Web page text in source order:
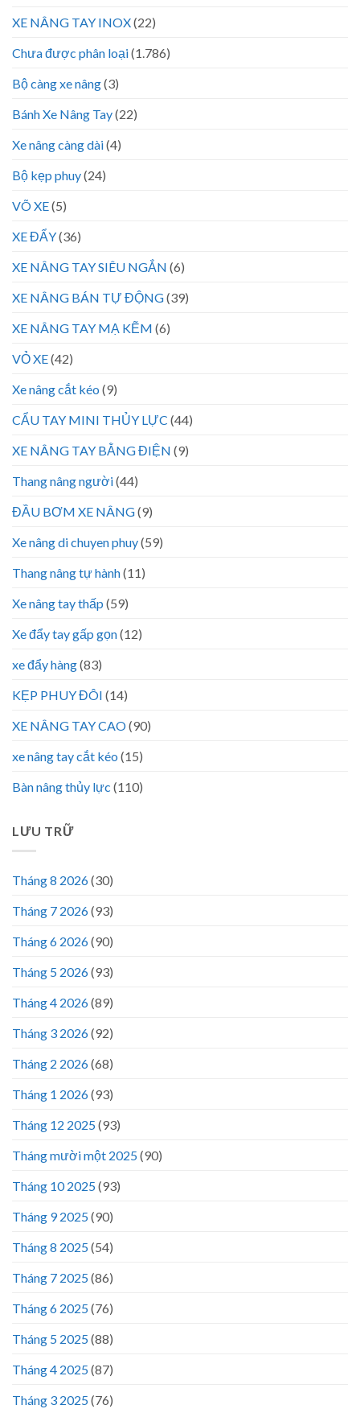
XE NÂNG TAY INOX(22)
Chưa được phân loại(1.786)
Bộ càng xe nâng(3)
Bánh Xe Nâng Tay(22)
Xe nâng càng dài(4)
Bộ kẹp phuy(24)
VÕ XE(5)
XE ĐẨY(36)
XE NÂNG TAY SIÊU NGẮN (6)
XE NÂNG BÁN TỰ ĐỘNG(39)
XE NÂNG TAY MẠ KẼM (6)
VỎ XE(42)
Xe nâng cắt kéo (9)
CẨU TAY MINI THỦY LỰC (44)
XE NÂNG TAY BẰNG ĐIỆN (9)
Thang nâng người(44)
ĐẦU BƠM XE NÂNG(9)
Xe nâng di chuyen phuy(59)
Thang nâng tự hành(11)
Xe nâng tay thấp (59)
Xe đẩy tay gấp gọn(12)
xe đẩy hàng(83)
KẸP PHUY ĐÔI (14)
XE NÂNG TAY CAO(90)
xe nâng tay cắt kéo (15)
Bàn nâng thủy lực (110)
LƯU TRỮ
Tháng 8 2026(30)
Tháng 7 2026(93)
Tháng 6 2026(90)
Tháng 5 2026(93)
Tháng 4 2026(89)
Tháng 3 2026(92)
Tháng 2 2026(68)
Tháng 1 2026(93)
Tháng 12 2025(93)
Tháng mười một 2025(90)
Tháng 10 2025(93)
Tháng 9 2025(90)
Tháng 8 2025(54)
Tháng 7 2025(86)
Tháng 6 2025(76)
Tháng 5 2025(88)
Tháng 4 2025(87)
Tháng 3 2025(76)